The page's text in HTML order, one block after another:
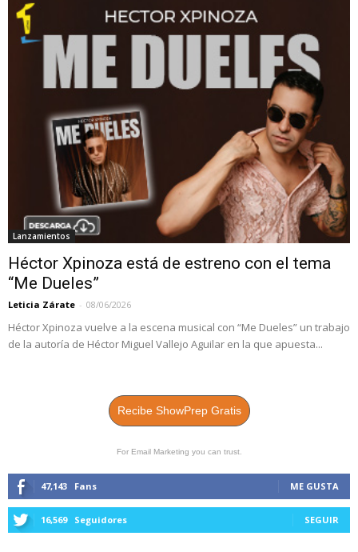
Lanzamientos
Héctor Xpinoza está de estreno con el tema
“Me Dueles”
Leticia Zárate - 08/06/2026
Héctor Xpinoza vuelve a la escena musical con “Me Dueles” un trabajo
de la autoría de Héctor Miguel Vallejo Aguilar en la que apuesta...
Recibe ShowPrep Gratis
For Email Marketing you can trust.
47,143 Fans ME GUSTA
16,569 Seguidores SEGUIR